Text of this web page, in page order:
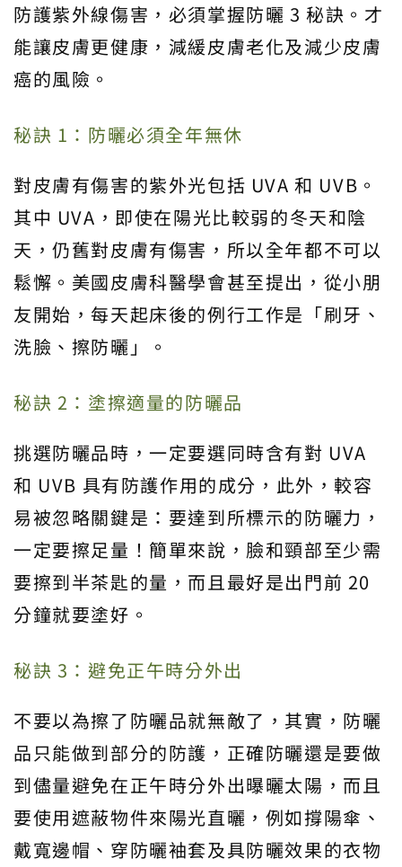
防護紫外線傷害，必須掌握防曬 3 秘訣。才
能讓皮膚更健康，減緩皮膚老化及減少皮膚
癌的風險。
秘訣 1：防曬必須全年無休
對皮膚有傷害的紫外光包括 UVA 和 UVB。
其中 UVA，即使在陽光比較弱的冬天和陰
天，仍舊對皮膚有傷害，所以全年都不可以
鬆懈。美國皮膚科醫學會甚至提出，從小朋
友開始，每天起床後的例行工作是「刷牙、
洗臉、擦防曬」。
秘訣 2：塗擦適量的防曬品
挑選防曬品時，一定要選同時含有對 UVA
和 UVB 具有防護作用的成分，此外，較容
易被忽略關鍵是：要達到所標示的防曬力，
一定要擦足量！簡單來說，臉和頸部至少需
要擦到半茶匙的量，而且最好是出門前 20
分鐘就要塗好。
秘訣 3：避免正午時分外出
不要以為擦了防曬品就無敵了，其實，防曬
品只能做到部分的防護，正確防曬還是要做
到儘量避免在正午時分外出曝曬太陽，而且
要使用遮蔽物件來陽光直曬，例如撐陽傘、
戴寬邊帽、穿防曬袖套及具防曬效果的衣物